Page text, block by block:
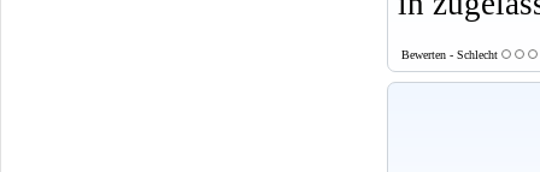
Bewerten - Schlecht